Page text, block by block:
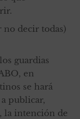
no decir todas)
guardias
en
se hará
publicar,
la intención de